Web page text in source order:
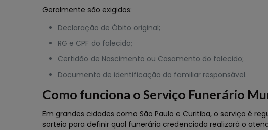
Geralmente são exigidos:
Declaração de Óbito original;
RG e CPF do falecido;
Certidão de Nascimento ou Casamento do falecido;
Documento de identificação do familiar responsável.
Como funciona o Serviço Funerário
Em grandes cidades como São Paulo e Curitiba, o serviço é
sorteio para definir qual funerária credenciada realizará o